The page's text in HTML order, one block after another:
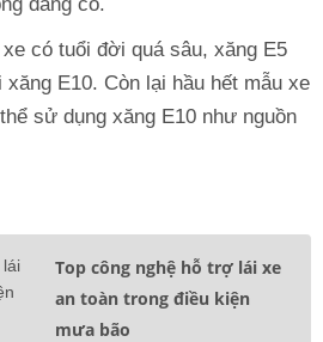
có tuổi đời quá sâu, xăng E5
E10. Còn lại hầu hết mẫu xe
sử dụng xăng E10 như nguồn
Top công nghệ hỗ trợ lái xe
an toàn trong điều kiện
mưa bão